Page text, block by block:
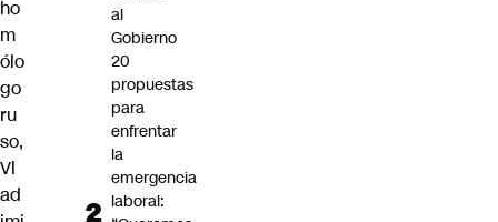
ho
m
ólo
go
ru
so,
Vl
ad
al
Gobierno
20
propuestas
para
enfrentar
la
emergencia
laboral: